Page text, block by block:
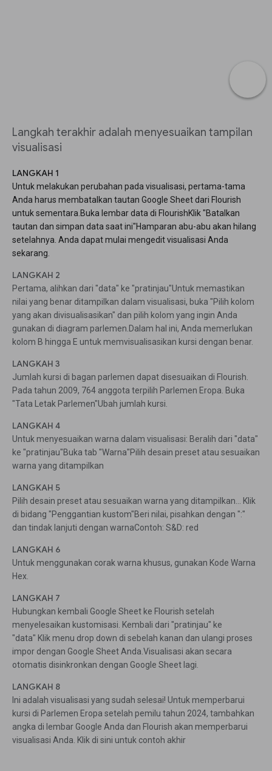
Langkah terakhir adalah menyesuaikan tampilan
visualisasi
LANGKAH 1
Untuk melakukan perubahan pada visualisasi, pertama-tama
Anda harus membatalkan tautan Google Sheet dari Flourish
untuk sementara.Buka lembar data di FlourishKlik "Batalkan
tautan dan simpan data saat ini"Hamparan abu-abu akan hilang
setelahnya. Anda dapat mulai mengedit visualisasi Anda
sekarang.
LANGKAH 2
Pertama, alihkan dari "data" ke "pratinjau"Untuk memastikan
nilai yang benar ditampilkan dalam visualisasi, buka "Pilih kolom
yang akan divisualisasikan" dan pilih kolom yang ingin Anda
gunakan di diagram parlemen.Dalam hal ini, Anda memerlukan
kolom B hingga E untuk memvisualisasikan kursi dengan benar.
LANGKAH 3
Jumlah kursi di bagan parlemen dapat disesuaikan di Flourish.
Pada tahun 2009, 764 anggota terpilih Parlemen Eropa. Buka
"Tata Letak Parlemen"Ubah jumlah kursi.
LANGKAH 4
Untuk menyesuaikan warna dalam visualisasi: Beralih dari "data"
ke "pratinjau"Buka tab "Warna"Pilih desain preset atau sesuaikan
warna yang ditampilkan
LANGKAH 5
Pilih desain preset atau sesuaikan warna yang ditampilkan... Klik
di bidang "Penggantian kustom"Beri nilai, pisahkan dengan ":"
dan tindak lanjuti dengan warnaContoh: S&D: red
LANGKAH 6
Untuk menggunakan corak warna khusus, gunakan Kode Warna
Hex.
LANGKAH 7
Hubungkan kembali Google Sheet ke Flourish setelah
menyelesaikan kustomisasi. Kembali dari "pratinjau" ke
"data" Klik menu drop down di sebelah kanan dan ulangi proses
impor dengan Google Sheet Anda.Visualisasi akan secara
otomatis disinkronkan dengan Google Sheet lagi.
LANGKAH 8
Ini adalah visualisasi yang sudah selesai! Untuk memperbarui
kursi di Parlemen Eropa setelah pemilu tahun 2024, tambahkan
angka di lembar Google Anda dan Flourish akan memperbarui
visualisasi Anda. Klik di sini untuk contoh akhir